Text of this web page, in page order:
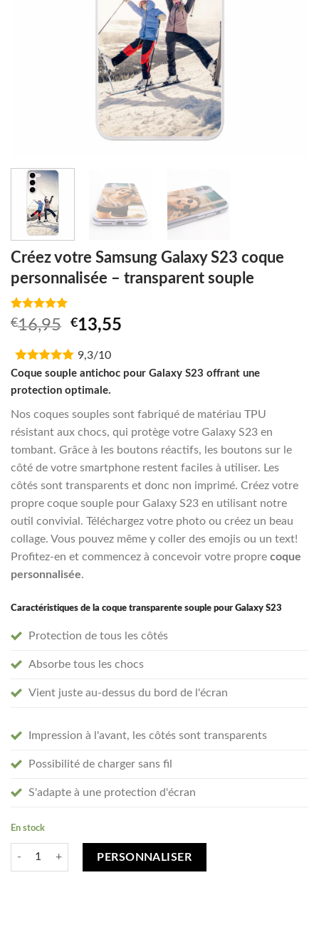
Créez votre Samsung Galaxy S23 coque
personnalisée – transparent souple
Noté 5.00
sur 5 basé
1
client
€16,95 Original
was:
€16,95.
€13,55
€13,55.
9,3/10
Coque souple antichoc pour Galaxy S23 offrant une
protection optimale.
Nos coques souples sont fabriqué de matériau TPU
résistant aux chocs, qui protège votre Galaxy S23 en
tombant. Grâce à les boutons réactifs, les boutons sur le
côté de votre smartphone restent faciles à utiliser. Les
côtés sont transparents et donc non imprimé. Créez votre
propre coque souple pour Galaxy S23 en utilisant notre
outil convivial. Téléchargez votre photo ou créez un beau
collage. Vous pouvez même y coller des emojis ou un text!
Profitez-en et commencez à concevoir votre propre coque
personnalisée.
Caractéristiques de la coque transparente souple pour Galaxy S23
Protection de tous les côtés
Absorbe tous les chocs
Vient juste au-dessus du bord de l'écran
Impression à l'avant, les côtés sont transparents
Possibilité de charger sans fil
S'adapte à une protection d'écran
En stock
quantité de Créez votre Samsung Galaxy S23 coque personnalisée -
PERSONNALISER